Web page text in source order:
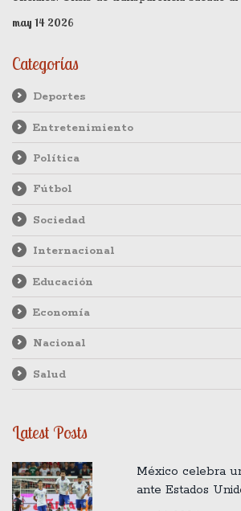
may 14 2026
Categorías
Deportes
Entretenimiento
Política
Fútbol
Sociedad
Internacional
Educación
Economía
Nacional
Salud
Latest Posts
México celebra
ante Estados